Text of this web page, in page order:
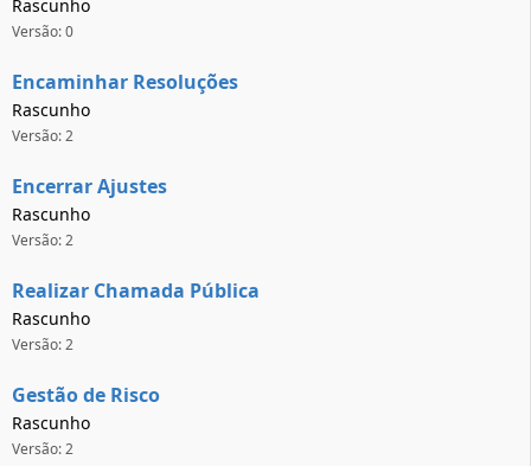
Rascunho
Versão: 0
Encaminhar Resoluções
Rascunho
Versão: 2
Encerrar Ajustes
Rascunho
Versão: 2
Realizar Chamada Pública
Rascunho
Versão: 2
Gestão de Risco
Rascunho
Versão: 2